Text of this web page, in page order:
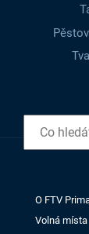
O FTV
Volná místa